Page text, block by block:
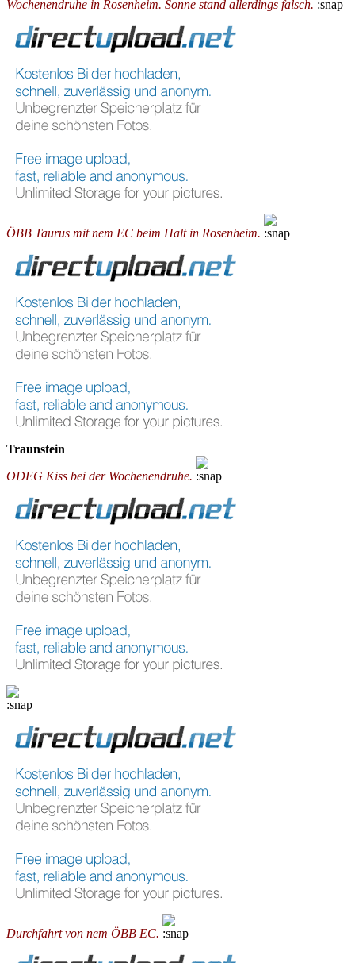
Wochenendruhe in Rosenheim. Sonne stand allerdings falsch.
ÖBB Taurus mit nem EC beim Halt in Rosenheim.
Traunstein
ODEG Kiss bei der Wochenendruhe.
Durchfahrt von nem ÖBB EC.